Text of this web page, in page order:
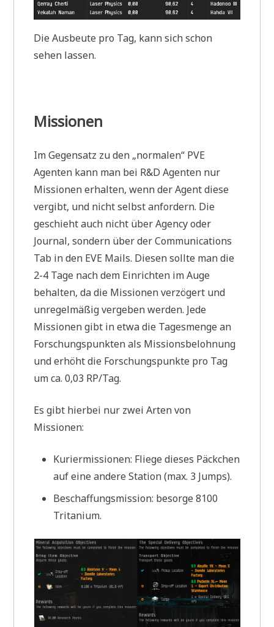
Die Ausbeute pro Tag, kann sich schon
sehen lassen.
Missionen
Im Gegensatz zu den „normalen“ PVE
Agenten kann man bei R&D Agenten nur
Missionen erhalten, wenn der Agent diese
vergibt, und nicht selbst anfordern. Die
geschieht auch nicht über Agency oder
Journal, sondern über der Communications
Tab in den EVE Mails. Diesen sollte man die
2-4 Tage nach dem Einrichten im Auge
behalten, da die Missionen verzögert und
unregelmäßig vergeben werden. Jede
Missionen gibt in etwa die Tagesmenge an
Forschungspunkten als Missionsbelohnung
und erhöht die Forschungspunkte pro Tag
um ca. 0,03 RP/Tag.
Es gibt hierbei nur zwei Arten von
Missionen:
Kuriermissionen: Fliege dieses Päckchen
auf eine andere Station (max. 3 Jumps).
Beschaffungsmission: besorge 8100
Tritanium.